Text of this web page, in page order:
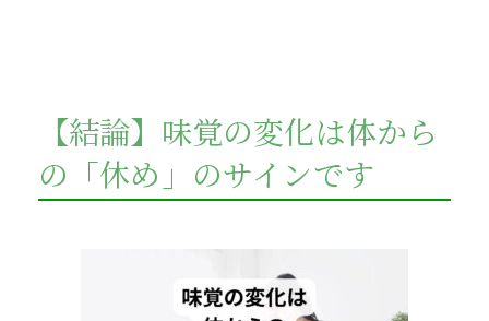
【結論】味覚の変化は体から
の「休め」のサインです